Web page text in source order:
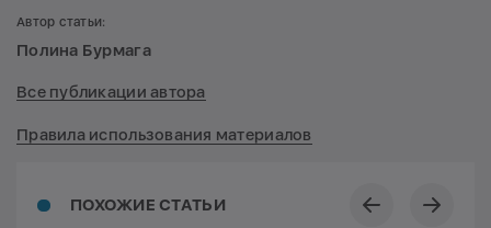
ПОХОЖИЕ СТАТЬИ
Автор статьи:
Полина Бурмага
Все публикации автора
Правила использования материалов